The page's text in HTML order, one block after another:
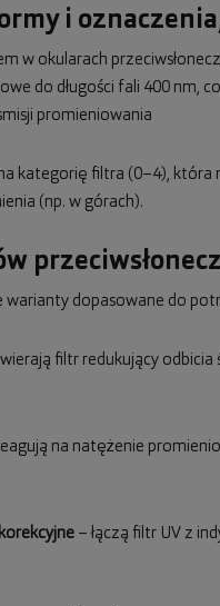
i
w okularach
do długości fali 400 nm,
promieniowania
kategorię filtra (0–4), która
(np. w górach).
warianty dopasowane do
filtr redukujący odbicia
na natężenie
– łączą filtr UV z